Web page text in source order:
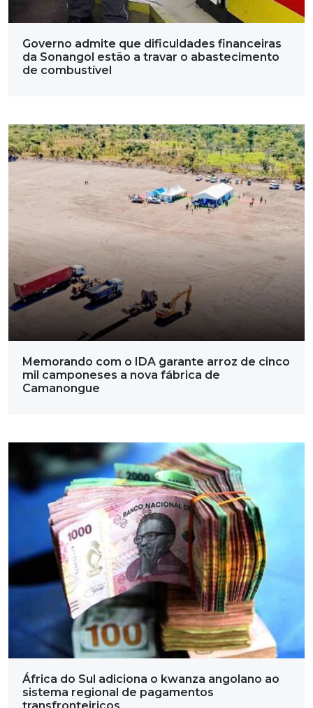
Governo admite que dificuldades financeiras
da Sonangol estão a travar o abastecimento
de combustível
Memorando com o IDA garante arroz de cinco
mil camponeses a nova fábrica de
Camanongue
África do Sul adiciona o kwanza angolano ao
sistema regional de pagamentos